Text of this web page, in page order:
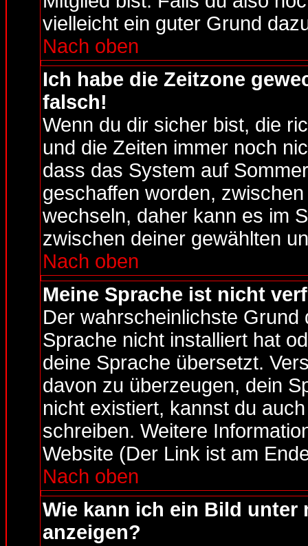
vielleicht ein guter Grund
Nach oben
Ich habe die Zeitzone
falsch!
Wenn du dir sicher bist, die
und die Zeiten immer noch
dass das System auf
geschaffen worden,
wechseln, daher kann es im
zwischen deiner gewählten
Nach oben
Meine Sprache ist nicht
Der wahrscheinlichste
Sprache nicht installiert hat
deine Sprache übersetzt.
davon zu überzeugen, dein
nicht existiert, kannst du
schreiben. Weitere
Website (Der Link ist am
Nach oben
Wie kann ich ein Bild unter
anzeigen?